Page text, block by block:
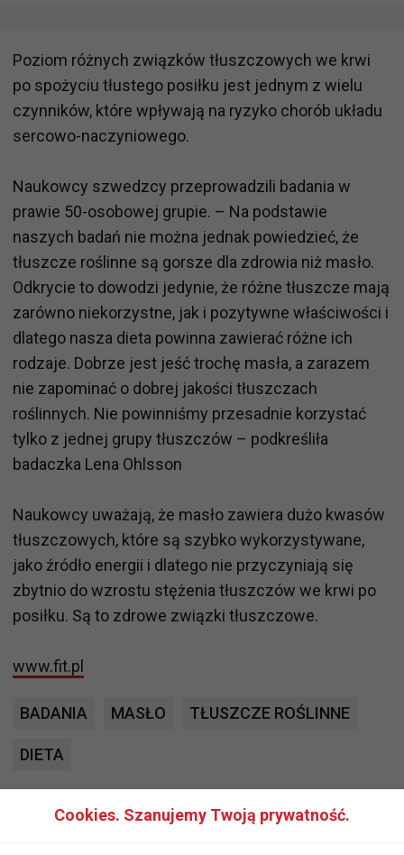
Poziom różnych związków tłuszczowych we krwi
po spożyciu tłustego posiłku jest jednym z wielu
czynników, które wpływają na ryzyko chorób układu
sercowo-naczyniowego.
Naukowcy szwedzcy przeprowadzili badania w
prawie 50-osobowej grupie. – Na podstawie
naszych badań nie można jednak powiedzieć, że
tłuszcze roślinne są gorsze dla zdrowia niż masło.
Odkrycie to dowodzi jedynie, że różne tłuszcze mają
zarówno niekorzystne, jak i pozytywne właściwości i
dlatego nasza dieta powinna zawierać różne ich
rodzaje. Dobrze jest jeść trochę masła, a zarazem
nie zapominać o dobrej jakości tłuszczach
roślinnych. Nie powinniśmy przesadnie korzystać
tylko z jednej grupy tłuszczów – podkreśliła
badaczka Lena Ohlsson
Naukowcy uważają, że masło zawiera dużo kwasów
tłuszczowych, które są szybko wykorzystywane,
jako źródło energii i dlatego nie przyczyniają się
zbytnio do wzrostu stężenia tłuszczów we krwi po
posiłku. Są to zdrowe związki tłuszczowe.
www.fit.pl
BADANIA MASŁO TŁUSZCZE ROŚLINNE
DIETA
Cookies. Szanujemy Twoją prywatność.